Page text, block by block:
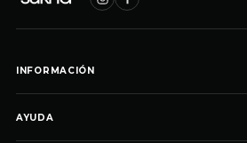
INFORMACIÓN
AYUDA